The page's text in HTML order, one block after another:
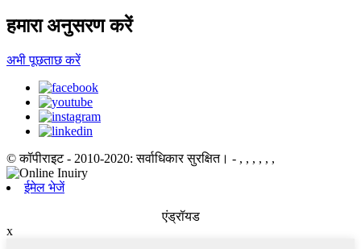
हमारा अनुसरण करें
अभी पूछताछ करें
© कॉपीराइट - 2010-2020: सर्वाधिकार सुरक्षित। - , , , , , ,
ईमेल भेजें
एंड्रॉयड
x